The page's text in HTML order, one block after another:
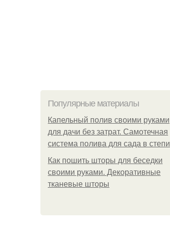
Популярные материалы
Капельный полив своими руками
для дачи без затрат. Самотечная
система полива для сада в степи
Как пошить шторы для беседки
своими руками. Декоративные
тканевые шторы